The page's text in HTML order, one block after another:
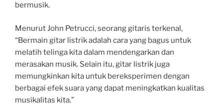
bermusik.
Menurut John Petrucci, seorang gitaris terkenal,
“Bermain gitar listrik adalah cara yang bagus untuk
melatih telinga kita dalam mendengarkan dan
merasakan musik. Selain itu, gitar listrik juga
memungkinkan kita untuk bereksperimen dengan
berbagai efek suara yang dapat meningkatkan kualitas
musikalitas kita.”